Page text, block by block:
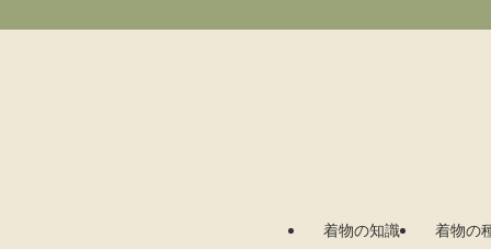
着物の知識 着物の